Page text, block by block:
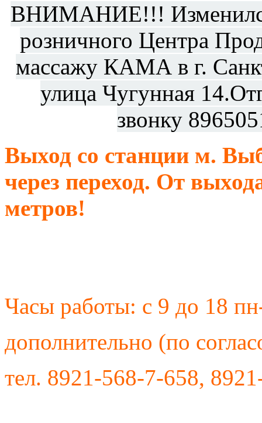
ВНИМАНИЕ!!! Изменился
розничного Центра
массажу КАМА в г.
улица Чугунная
звонку
Выход со станции м.
через переход. От
метров!
Часы работы: с 9 до 18
дополнительно (по
тел. 8921-568-7-658,